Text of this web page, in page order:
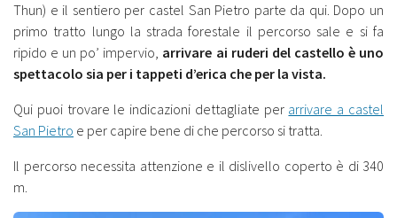
Thun) e il sentiero per castel San Pietro parte da qui. Dopo un
primo tratto lungo la strada forestale il percorso sale e si fa
ripido e un po’ impervio, arrivare ai ruderi del castello è uno
spettacolo sia per i tappeti d’erica che per la vista.
Qui puoi trovare le indicazioni dettagliate per arrivare a castel
San Pietro e per capire bene di che percorso si tratta.
Il percorso necessita attenzione e il dislivello coperto è di 340
m.